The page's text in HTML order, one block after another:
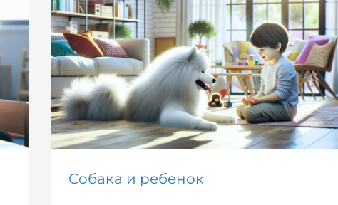
Собака и ребенок